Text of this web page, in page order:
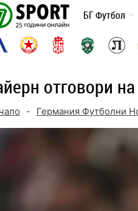
БГ Футбол
отговори
- Германия Футболни